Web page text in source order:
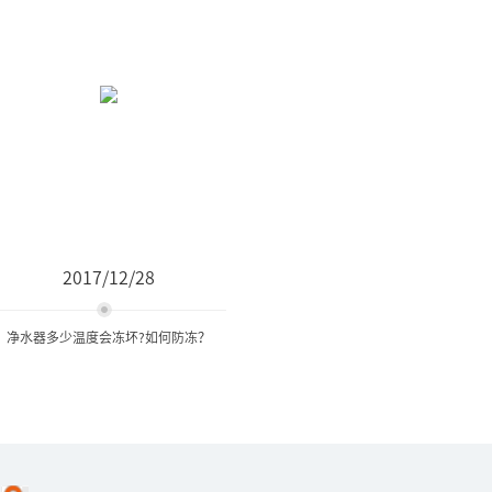
2017/12/28
净水器多少温度会冻坏?如何防冻？